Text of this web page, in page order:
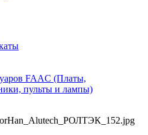
FAAC (Платы,
пульты и лампы)